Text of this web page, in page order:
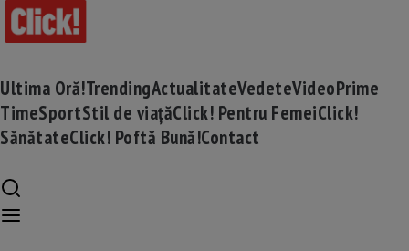
Ultima Oră!TrendingActualitateVedeteVideoPrime
TimeSportStil de viațăClick! Pentru FemeiClick!
SănătateClick! Poftă Bună!Contact